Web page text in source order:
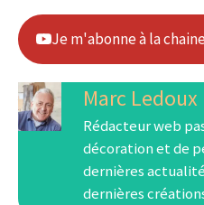
Je m'abonne à la
Marc Ledoux
Rédacteur web
décoration et de
dernières
dernières